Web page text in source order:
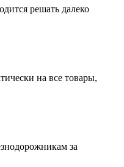
решать далеко
на все товары,
за